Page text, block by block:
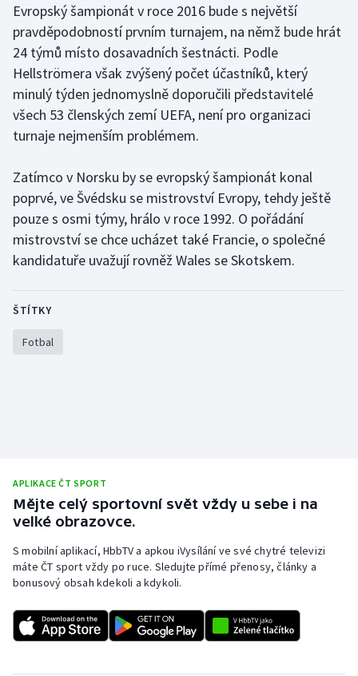
Florbal
Futsal
Golf
Gymnastika
Házená
Jezdectví
Judo
Lezení
Olympijské hry
Parasport
Plavání
Ragby
Evropský šampionát v roce 2016 bude s největší
pravděpodobností prvním turnajem, na němž bude hrát
24 týmů místo dosavadních šestnácti. Podle
Hellströmera však zvýšený počet účastníků, který
minulý týden jednomyslně doporučili představitelé
všech 53 členských zemí UEFA, není pro organizaci
turnaje nejmenším problémem.
Zatímco v Norsku by se evropský šampionát konal
poprvé, ve Švédsku se mistrovství Evropy, tehdy ještě
pouze s osmi týmy, hrálo v roce 1992. O pořádání
mistrovství se chce ucházet také Francie, o společné
kandidatuře uvažují rovněž Wales se Skotskem.
ŠTÍTKY
Fotbal
APLIKACE ČT SPORT
Mějte celý sportovní svět vždy u sebe i na
velké obrazovce.
S mobilní aplikací, HbbTV a apkou iVysílání ve své chytré televizi
máte ČT sport vždy po ruce. Sledujte přímé přenosy, články a
bonusový obsah kdekoli a kdykoli.